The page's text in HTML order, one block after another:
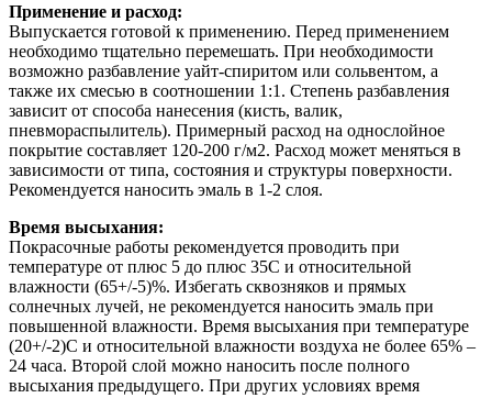
Применение и расход:
Выпускается готовой к применению. Перед применением
необходимо тщательно перемешать. При необходимости
возможно разбавление уайт-спиритом или сольвентом, а
также их смесью в соотношении 1:1. Степень разбавления
зависит от способа нанесения (кисть, валик,
пневмораспылитель). Примерный расход на однослойное
покрытие составляет 120-200 г/м2. Расход может меняться в
зависимости от типа, состояния и структуры поверхности.
Рекомендуется наносить эмаль в 1-2 слоя.
Время высыхания:
Покрасочные работы рекомендуется проводить при
температуре от плюс 5 до плюс 35С и относительной
влажности (65+/-5)%. Избегать сквозняков и прямых
солнечных лучей, не рекомендуется наносить эмаль при
повышенной влажности. Время высыхания при температуре
(20+/-2)С и относительной влажности воздуха не более 65% –
24 часа. Второй слой можно наносить после полного
высыхания предыдущего. При других условиях время